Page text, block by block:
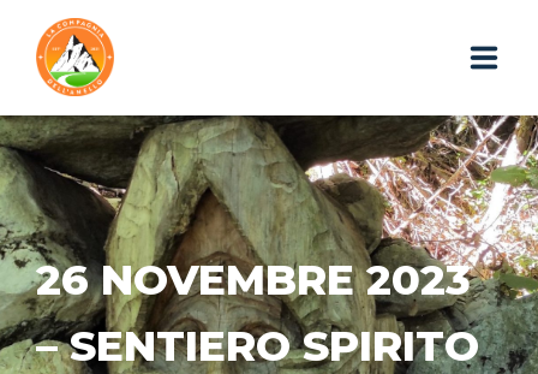
HOME
CHI SIAMO
ESCURSIONI
PHOTOGALLERY
26 NOVEMBRE 2023
– SENTIERO SPIRITO